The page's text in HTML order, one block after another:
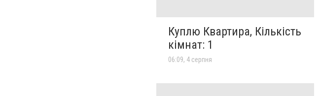
Куплю Квартира, Кількість
кімнат: 1
06:09, 4 серпня